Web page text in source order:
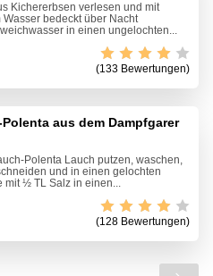
Kichererbsen verlesen und mit
bedeckt über Nacht
in einen ungelochten...
(133 Bewertungen)
aus dem Dampfgarer
Polenta Lauch putzen, waschen,
und in einen gelochten
mit ½ TL Salz in einen...
(128 Bewertungen)